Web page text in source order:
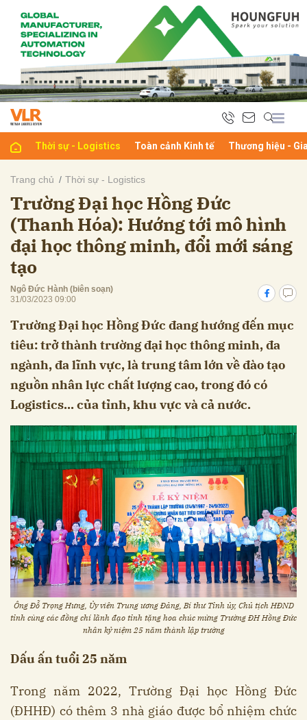
Thời sự - Logistics Toàn cảnh Kinh tế Thương hiệu -
Trang chủ Thời sự - Logistics
Trường Đại học Hồng Đức
(Thanh Hóa): Hướng tới mô hình
đại học thông minh, đổi mới sáng
tạo
Ngô Đức Hành (biên soạn)
31/03/2023 09:00
Trường Đại học Hồng Đức đang hướng đến mục
tiêu: trở thành trường đại học thông minh, đa
ngành, đa lĩnh vực, là trung tâm lớn về đào tạo
nguồn nhân lực chất lượng cao, trong đó có
Logistics... của tỉnh, khu vực và cả nước.
Ông Đỗ Trọng Hưng, Ủy viên Trung ương Đảng, Bí thư Tỉnh ủy, Chủ tịch HĐND
tỉnh cùng các đồng chí lãnh đạo tỉnh tặng hoa chúc mừng Trường ĐH Hồng Đức
nhân kỷ niệm 25 năm thành lập trường
Dấu ấn tuổi 25 năm
Trong năm 2022, Trường Đại học Hồng Đức
(ĐHHĐ) có thêm 3 nhà giáo được bổ nhiệm chức
luận